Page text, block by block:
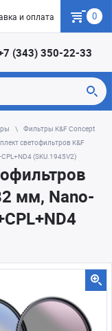
и оплата Гарантия
0
(343) 350-22-33
Фильтры K&F Concept
светофильтров K&F
(SKU.1945V2)
мм, Nano-